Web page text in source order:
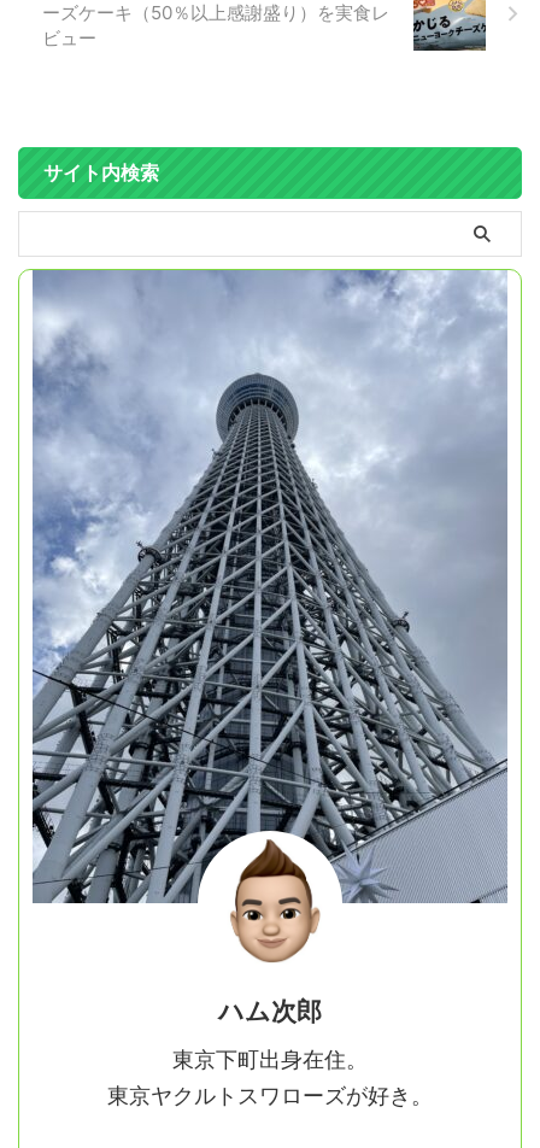
ーズケーキ（50％以上感謝盛り）を実食レ
ビュー
サイト内検索
ハム次郎
東京下町出身在住。
東京ヤクルトスワローズが好き。